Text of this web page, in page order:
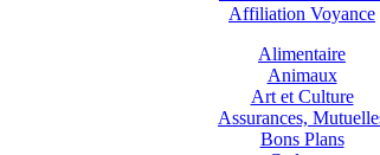
Affiliation Voyance
Alimentaire
Animaux
Art et Culture
Assurances,
Bons Plans